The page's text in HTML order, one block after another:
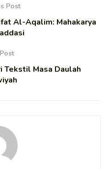
Post
Al-Aqalim: Mahakarya
Tekstil Masa Daulah